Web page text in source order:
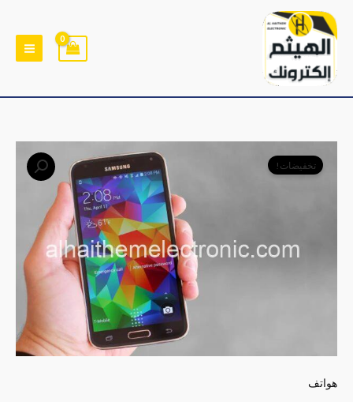
تخطي
المحتوى
تخفيضات!
هواتف
﷼19,000.
الحالي
هو:
﷼15,000.